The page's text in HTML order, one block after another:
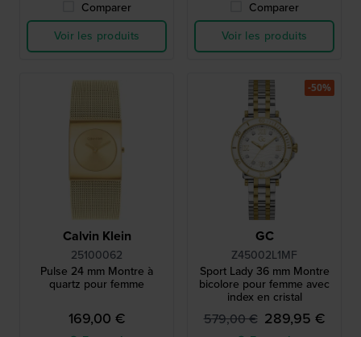
Comparer
Voir les produits
Comparer
Voir les produits
Calvin Klein
25100062
Pulse 24 mm Montre à
quartz pour femme
169,00 €
GC
Z45002L1MF
Sport Lady 36 mm Montre
bicolore pour femme avec
index en cristal
579,00 € 289,95 €
-50%